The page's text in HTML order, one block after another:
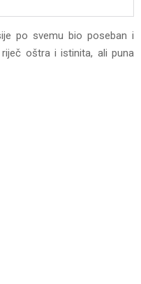
po svemu bio poseban i
oštra i istinita, ali puna